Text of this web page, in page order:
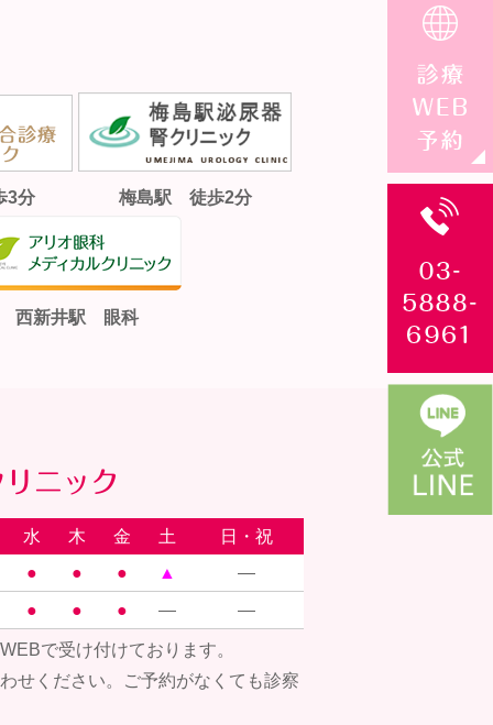
3分 梅島駅 徒歩2分
西新井駅 眼科
水 木 金 土
日・祝
●
● ● ▲
―
●
● ● ― ―
で受け付けております。
せください。ご予約がなくても診察